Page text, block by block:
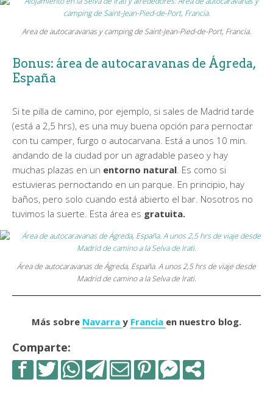
Area de autocaravanas y camping de Saint-Jean-Pied-de-Port, Francia.
Bonus: área de autocaravanas de Ágreda,
España
Si te pilla de camino, por ejemplo, si sales de Madrid tarde
(está a 2,5 hrs), es una muy buena opción para pernoctar
con tu camper, furgo o autocarvana. Está a unos 10 min.
andando de la ciudad por un agradable paseo y hay
muchas plazas en un entorno natural. Es como si
estuvieras pernoctando en un parque. En principio, hay
baños, pero solo cuando está abierto el bar. Nosotros no
tuvimos la suerte. Esta área es gratuita.
Área de autocaravanas de Ágreda, España. A unos 2,5 hrs de viaje desde
Madrid de camino a la Selva de Irati.
Más sobre Navarra y Francia en nuestro blog.
Comparte: